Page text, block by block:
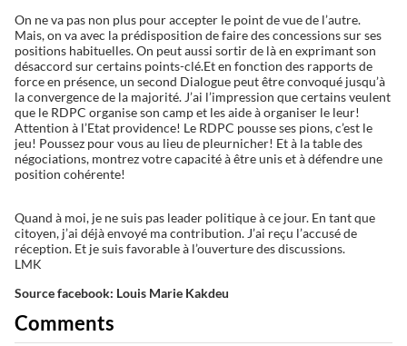
On ne va pas non plus pour accepter le point de vue de l’autre.
Mais, on va avec la prédisposition de faire des concessions sur ses
positions habituelles. On peut aussi sortir de là en exprimant son
désaccord sur certains points-clé.Et en fonction des rapports de
force en présence, un second Dialogue peut être convoqué jusqu’à
la convergence de la majorité. J’ai l’impression que certains veulent
que le RDPC organise son camp et les aide à organiser le leur!
Attention à l’Etat providence! Le RDPC pousse ses pions, c’est le
jeu! Poussez pour vous au lieu de pleurnicher! Et à la table des
négociations, montrez votre capacité à être unis et à défendre une
position cohérente!
Quand à moi, je ne suis pas leader politique à ce jour. En tant que
citoyen, j’ai déjà envoyé ma contribution. J’ai reçu l’accusé de
réception. Et je suis favorable à l’ouverture des discussions.
LMK
Source facebook: Louis Marie Kakdeu
Comments